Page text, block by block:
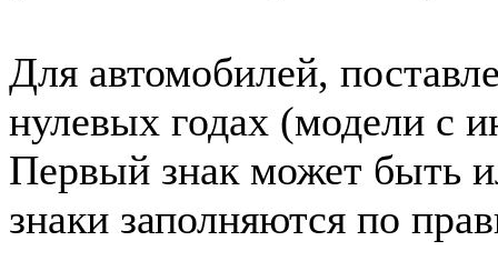
Для автомобилей,
нулевых годах (модели с
Первый знак может быть
знаки заполняются по